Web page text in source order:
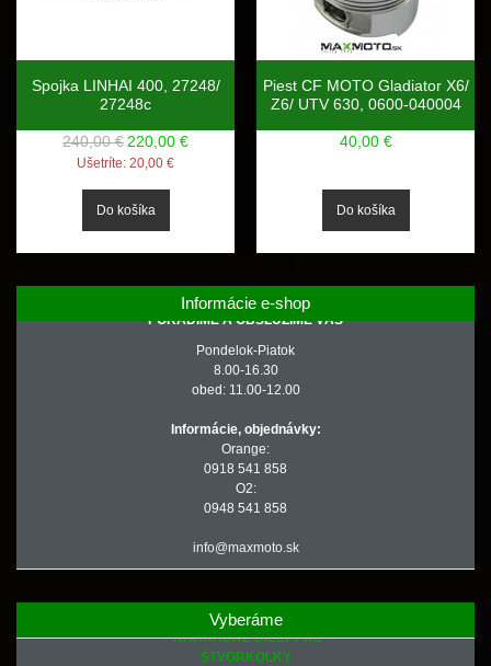
Spojka LINHAI 400, 27248/
27248c
240,00 € 220,00 €
Ušetríte: 20,00 €
Piest CF MOTO Gladiator X6/
Z6/ UTV 630, 0600-040004
40,00 €
Informácie e-shop
PORADÍME A OBSLÚŽIME VÁS
Pondelok-Piatok
8.00-16.30
obed: 11.00-12.00
Informácie, objednávky:
Orange:
0918 541 858
O2:
0948 541 858
info@maxmoto.sk
Vyberáme
NÁHRADNÉ DIELY PRE
ŠTVORKOLKY